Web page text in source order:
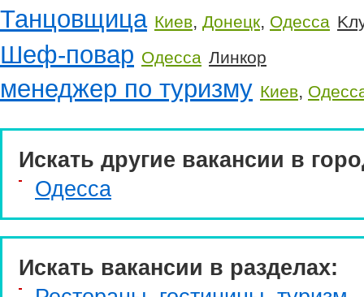
Танцовщица Киев, Донецк, Одесса
Шеф-повар Одесса Линкор
менеджер по туризму Киев,
Искать другие вакансии в
Одесса
Искать вакансии в разделах: